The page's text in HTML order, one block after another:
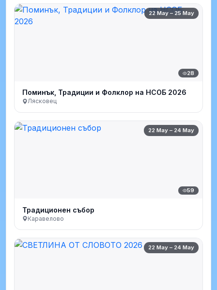
22 May – 25 May
28
Поминък, Традиции и Фолклор на НСОБ 2026
Лясковец
22 May – 24 May
59
Традиционен събор
Каравелово
22 May – 24 May